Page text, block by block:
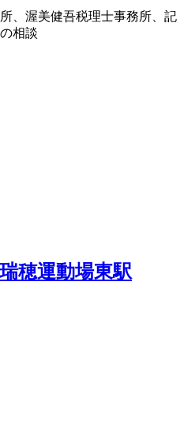
、渥美健吾税理士事務所、記
相談
穂運動場東駅